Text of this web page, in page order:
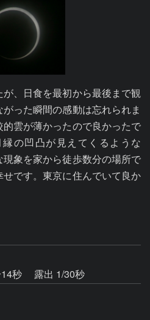
、日食を最初から最後まで観
った瞬間の感動は忘れられま
雲が薄かったので良かったで
の凹凸が見えてくるような
現象を家から徒歩数分の場所で
です。東京に住んでいて良か
秒
露出 1/30秒